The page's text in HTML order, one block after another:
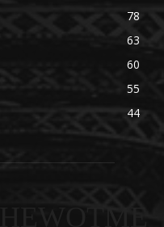
78
63
60
55
44